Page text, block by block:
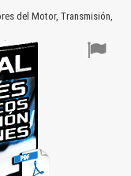
del Motor, Transmisión,